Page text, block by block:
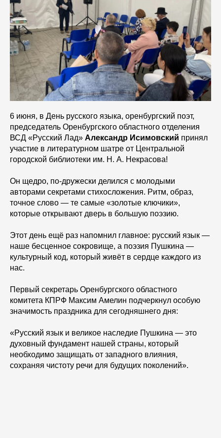
6 июня, в День русского языка, оренбургский поэт,
председатель Оренбургского областного отделения
ВСД «Русский Лад» Александр Исимовский принял
участие в литературном шатре от Центральной
городской библиотеки им. Н. А. Некрасова!
Он щедро, по-дружески делился с молодыми
авторами секретами стихосложения. Ритм, образ,
точное слово — те самые «золотые ключики»,
которые открывают дверь в большую поэзию.
Этот день ещё раз напомнил главное: русский язык —
наше бесценное сокровище, а поэзия Пушкина —
культурный код, который живёт в сердце каждого из
нас.
Первый секретарь Оренбургского областного
комитета КПРФ Максим Амелин подчеркнул особую
значимость праздника для сегодняшнего дня:
«Русский язык и великое наследие Пушкина — это
духовный фундамент нашей страны, который
необходимо защищать от западного влияния,
сохраняя чистоту речи для будущих поколений».